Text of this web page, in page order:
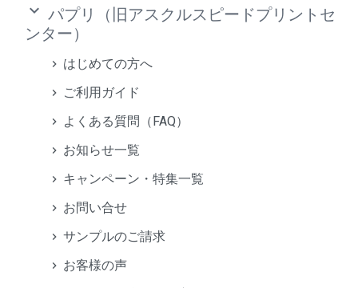
keyboard_arrow_down パプリ（旧アスクルスピードプリントセ
ンター）
はじめての方へ
ご利用ガイド
よくある質問（FAQ）
お知らせ一覧
キャンペーン・特集一覧
お問い合せ
サンプルのご請求
お客様の声